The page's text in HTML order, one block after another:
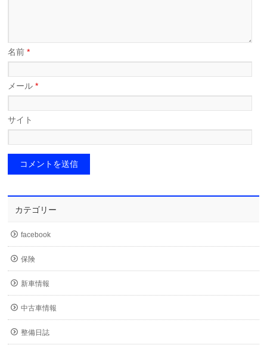
名前*
メール*
サイト
カテゴリー
facebook
保険
新車情報
中古車情報
整備日誌